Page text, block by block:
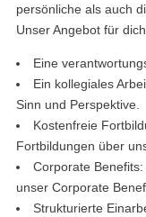
persönliche als auch
Unser Angebot für
Eine
Ein kollegiales
Sinn und Perspektive.
Kostenfreie
Fortbildungen über
Corporate
unser Corporate
Strukturierte